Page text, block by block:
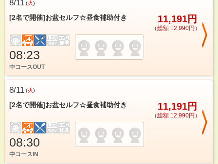
8/11 (火)
[2名で開催]お盆セルフ☆昼食補助付き 11,191円
（総額 12,990円）
08:23
中コースOUT
8/11 (火)
[2名で開催]お盆セルフ☆昼食補助付き 11,191円
（総額 12,990円）
08:30
中コースIN